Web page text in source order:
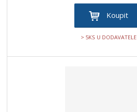
Koupit
> 5KS U DODAVATELE